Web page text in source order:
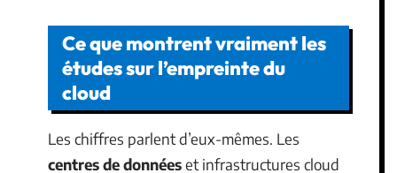
Ce que montrent vraiment les
études sur l’empreinte du
cloud
Les chiffres parlent d’eux-mêmes. Les
centres de donnéeset infrastructures cloud